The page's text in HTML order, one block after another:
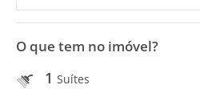
O que tem no imóvel?
1 Suítes